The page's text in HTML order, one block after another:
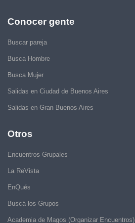
Conocer gente
Buscar pareja
Busca Hombre
Busca Mujer
Salidas en Ciudad de Buenos Aires
Salidas en Gran Buenos Aires
Otros
Encuentros Grupales
La ReVista
EnQués
Buscá los Grupos
Academia de Magos (Organizar Encuentros)